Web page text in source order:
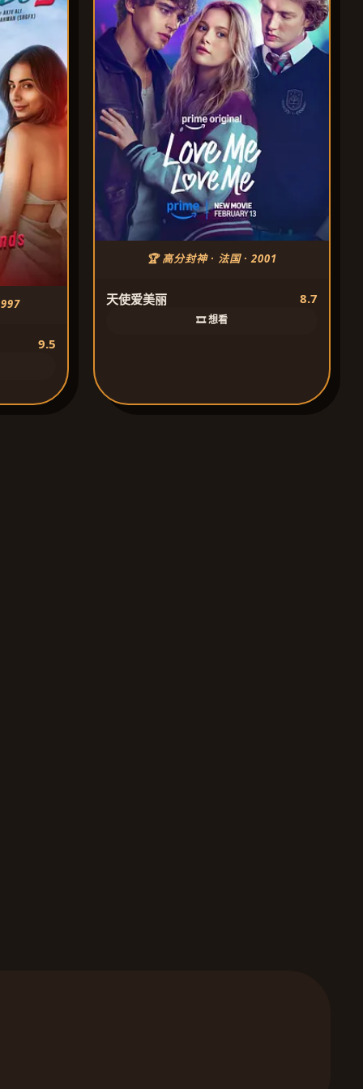
9.5
🏆 高分封神 · 法国 · 2001
天使爱美丽 8.7
🎞️ 想看